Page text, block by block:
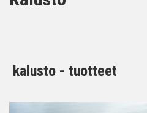
kalusto - tuotteet